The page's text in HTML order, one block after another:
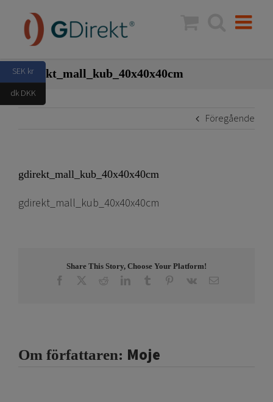
innehållet
gdirekt_mall_kub_40x40x40cm
Föregående
gdirekt_mall_kub_40x40x40cm
gdirekt_mall_kub_40x40x40cm
Share This Story, Choose Your Platform!
Facebook RedditLinkedInTumblr Pinterest
Vk E-
Om författaren: Moje
SEK kr
dk DKK